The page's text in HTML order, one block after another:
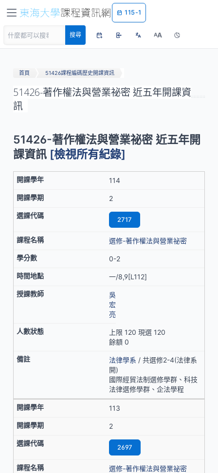
115-1
搜尋 AA
首頁 51426課程編碼歷史開課資訊
51426-著作權法與營業祕密 近五年開課資
訊
51426-著作權法與營業祕密 近五年開
課資訊 [檢視所有紀錄]
114
2
2717
選修-著作權法與營業祕密
0-2
一/8,9[L112]
吳
宏
亮
上限 120 現選 120
餘額 0
法律學系 / 共選修2-4(法律系
開)
國際經貿法制選修學群、科技
法律選修學群、企法學程
113
2
2697
選修-著作權法與營業祕密